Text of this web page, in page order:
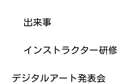
出来事
インストラクター研修
デジタルアート発表会